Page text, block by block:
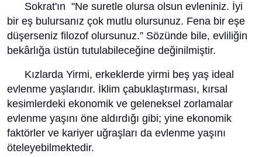
Sokrat'ın "Ne suretle olursa olsun evleniniz. İyi
bir eş bulursanız çok mutlu olursunuz. Fena bir eşe
düşerseniz filozof olursunuz.” Sözünde bile, evliliğin
bekârlığa üstün tutulabileceğine değinilmiştir.
Kızlarda Yirmi, erkeklerde yirmi beş yaş ideal
evlenme yaşlarıdır. İklim çabuklaştırması, kırsal
kesimlerdeki ekonomik ve geleneksel zorlamalar
evlenme yaşını öne aldırdığı gibi; yine ekonomik
faktörler ve kariyer uğraşları da evlenme yaşını
öteleyebilmektedir.